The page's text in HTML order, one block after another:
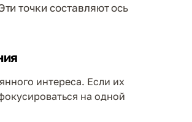
точки составляют ось
интереса. Если их
на одной